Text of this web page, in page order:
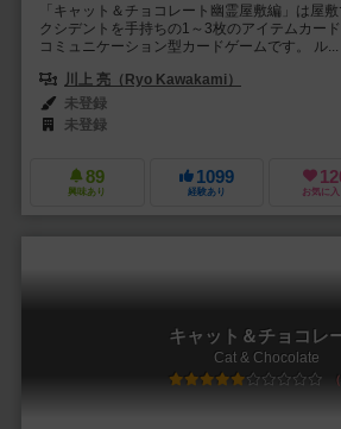
「キャット＆チョコレート幽霊屋敷編」は屋
クシデントを手持ちの1～3枚のアイテムカー
コミュニケーション型カードゲームです。 ル...
川上 亮（Ryo Kawakami）
未登録
未登録
89
興味あり
1099
経験あり お気に入
キャット＆チョコレ
Cat & Chocolate